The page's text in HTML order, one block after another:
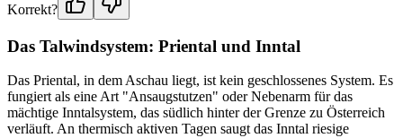
Korrekt?
Das Talwindsystem: Priental und Inntal
Das Priental, in dem Aschau liegt, ist kein geschlossenes System. Es
fungiert als eine Art "Ansaugstutzen" oder Nebenarm für das
mächtige Inntalsystem, das südlich hinter der Grenze zu Österreich
verläuft. An thermisch aktiven Tagen saugt das Inntal riesige